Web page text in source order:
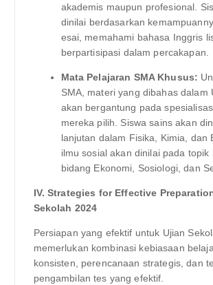
akademis maupun profesional.
dinilai berdasarkan
esai, memahami bahasa Inggris
berpartisipasi dalam percakapan.
Mata Pelajaran SMA Khusus:
SMA, materi yang dibahas dalam
akan bergantung pada
mereka pilih. Siswa sains akan
lanjutan dalam Fisika, Kimia, dan
ilmu sosial akan dinilai pada topik
bidang Ekonomi, Sosiologi, dan
IV. Strategies for Effective
Sekolah 2024
Persiapan yang efektif untuk Ujian
memerlukan kombinasi kebiasaan
konsisten, perencanaan strategis, dan
pengambilan tes yang efektif.